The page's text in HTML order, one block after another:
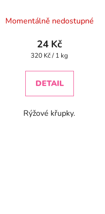
hodnocení
produktu
je
z
Momentálně nedostupné
24 Kč
Měrná
320 Kč / 1 kg
DETAIL
Rýžové křupky.